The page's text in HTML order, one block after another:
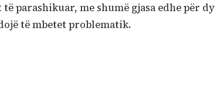
parashikuar, me shumë gjasa edhe për dy
të mbetet problematik.